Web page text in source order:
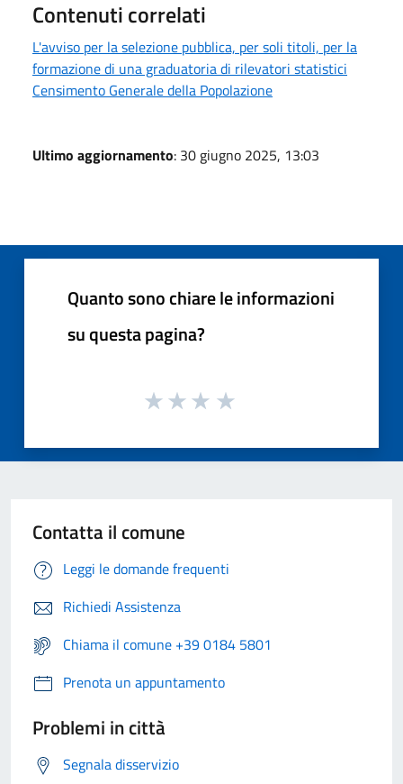
Contenuti correlati
L'avviso per la selezione pubblica, per soli titoli, per la
formazione di una graduatoria di rilevatori statistici
Censimento Generale della Popolazione
Ultimo aggiornamento: 30 giugno 2025, 13:03
Quanto sono chiare le informazioni
su questa pagina?
Contatta il comune
Leggi le domande frequenti
Richiedi Assistenza
Chiama il comune +39 0184 5801
Prenota un appuntamento
Problemi in città
Segnala disservizio